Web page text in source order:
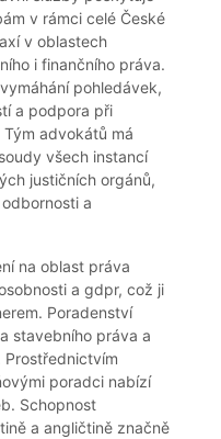
v rámci celé České
v oblastech
i finančního práva.
pohledávek,
a podpora při
advokátů má
všech instancí
justičních orgánů,
a
na oblast práva
a gdpr, což ji
Poradenství
stavebního práva a
poradci nabízí
Schopnost
a angličtině značně